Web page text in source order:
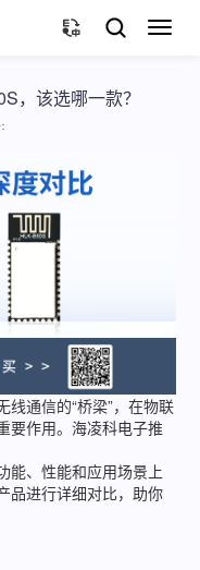
切
，该选哪一款？
通信的“桥梁”，在物联
要作用。海凌科电子推
能、性能和应用场景上
品进行详细对比，助你